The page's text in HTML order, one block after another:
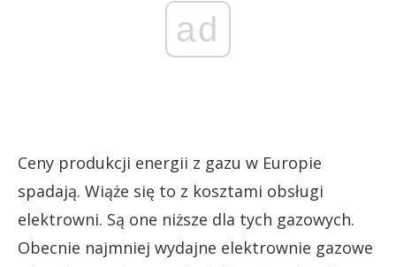
ad
Ceny produkcji energii z gazu w Europie
spadają. Wiąże się to z kosztami obsługi
elektrowni. Są one niższe dla tych gazowych.
Obecnie najmniej wydajne elektrownie gazowe